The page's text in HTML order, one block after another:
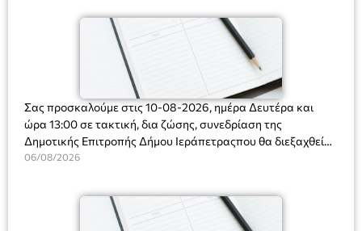
Σας προσκαλούμε στις 10-08-2026, ημέρα Δευτέρα και
ώρα 13:00 σε τακτική, δια ζώσης, συνεδρίαση της
Δημοτικής Επιτροπής Δήμου Ιεράπετραςπου θα διεξαχθεί
στο Δημοτικό Κατάστημα, Δημοκρατίας 31 στην αίθουσα
και λήψη αποφάσεων στα παρακάτω θέματα:
06/08/2026